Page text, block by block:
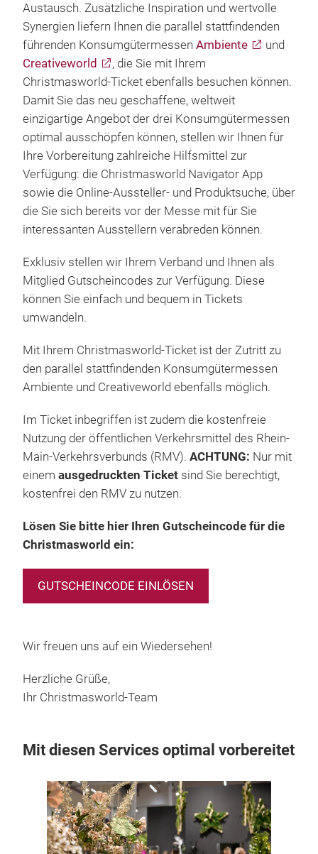
Austausch. Zusätzliche Inspiration und wertvolle
Synergien liefern Ihnen die parallel stattfindenden
führenden Konsumgütermessen Ambiente
und
Creativeworld
, die Sie mit Ihrem
Christmasworld-Ticket ebenfalls besuchen können.
Damit Sie das neu geschaffene, weltweit
einzigartige Angebot der drei Konsumgütermessen
optimal ausschöpfen können, stellen wir Ihnen für
Ihre Vorbereitung zahlreiche Hilfsmittel zur
Verfügung: die Christmasworld Navigator App
sowie die Online-Aussteller- und Produktsuche, über
die Sie sich bereits vor der Messe mit für Sie
interessanten Ausstellern verabreden können.
Exklusiv stellen wir Ihrem Verband und Ihnen als
Mitglied Gutscheincodes zur Verfügung. Diese
können Sie einfach und bequem in Tickets
umwandeln.
Mit Ihrem Christmasworld-Ticket ist der Zutritt zu
den parallel stattfindenden Konsumgütermessen
Ambiente und Creativeworld ebenfalls möglich.
Im Ticket inbegriffen ist zudem die kostenfreie
Nutzung der öffentlichen Verkehrsmittel des Rhein-
Main-Verkehrsverbunds (RMV). ACHTUNG: Nur mit
einem ausgedruckten Ticket sind Sie berechtigt,
kostenfrei den RMV zu nutzen.
Lösen Sie bitte hier Ihren Gutscheincode für die
Christmasworld ein:
GUTSCHEINCODE EINLÖSEN
Wir freuen uns auf ein Wiedersehen!
Herzliche Grüße,
Ihr Christmasworld-Team
Mit diesen Services optimal vorbereitet